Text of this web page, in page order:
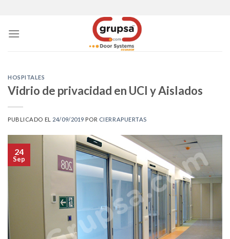
content
HOSPITALES
Vidrio de privacidad en UCI y Aislados
PUBLICADO EL 24/09/2019 POR CIERRAPUERTAS
24
Sep